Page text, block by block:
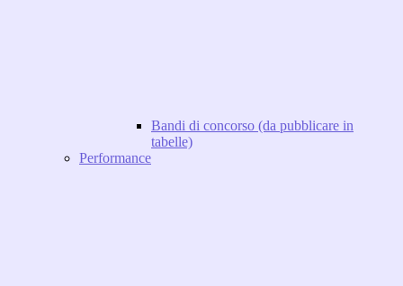
Bandi di concorso (da pubblicare in
tabelle)
Performance